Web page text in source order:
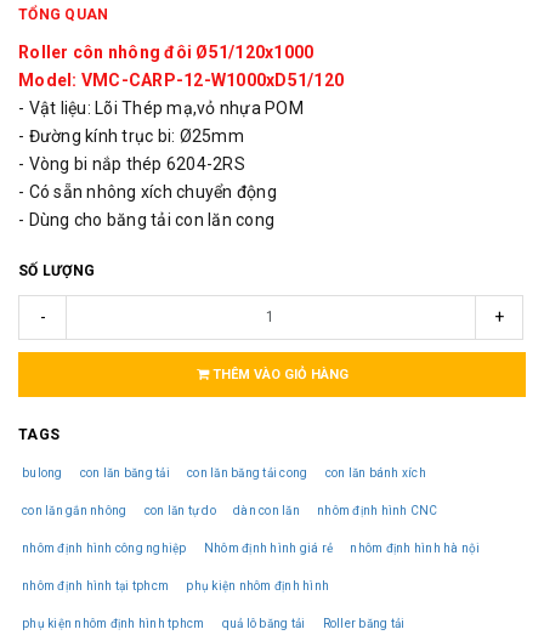
TỔNG QUAN
Roller côn nhông đôi Ø51/120x1000
Model: VMC-CARP-12-W1000xD51/120
- Vật liệu: Lõi Thép mạ,vỏ nhựa POM
- Đường kính trục bi: Ø25mm
- Vòng bi nắp thép 6204-2RS
- Có sẵn nhông xích chuyển động
- Dùng cho băng tải con lăn cong
SỐ LƯỢNG
- +
THÊM VÀO GIỎ HÀNG
TAGS
bulong con lăn băng tải con lăn băng tải cong con lăn bánh xích
con lăn gắn nhông con lăn tự do dàn con lăn nhôm định hình CNC
nhôm định hình công nghiệp Nhôm định hình giá rẻ nhôm định hình hà nội
nhôm định hình tại tphcm phụ kiện nhôm định hình
phụ kiện nhôm định hình tphcm quả lô băng tải Roller băng tải